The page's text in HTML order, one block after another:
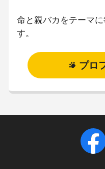
命と親バカをテーマ
す。
プロ